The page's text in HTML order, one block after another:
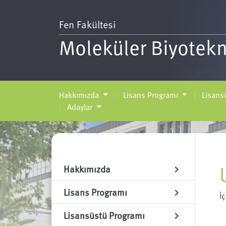
Fen Fakültesi
Moleküler
Hakkımızda Lisans Programı
Adaylar
Hakkımızda chevron_right
Lisans Programı chevron_right
Lisansüstü Programı chevron_right